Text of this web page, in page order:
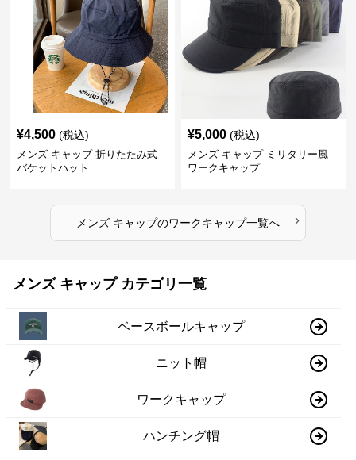
¥4,500 (税込)
メンズ キャップ 折りたたみ式
バケットハット
¥5,000 (税込)
メンズ キャップ ミリタリー風
ワークキャップ
メンズ キャップのワークキャップ一覧へ ›
メンズ キャップ カテゴリ一覧
ベースボールキャップ
ニット帽
ワークキャップ
ハンチング帽